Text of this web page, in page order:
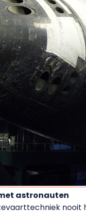
astronauten
nooit